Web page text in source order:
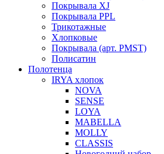
Покрывала XJ
Покрывала PPL
Трикотажные
Хлопковые
Покрывала (арт. PMST)
Полисатин
Полотенца
IRYA хлопок
NOVA
SENSE
LOYA
MABELLA
MOLLY
CLASSIS